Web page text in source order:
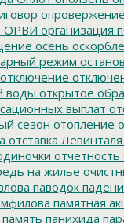
опровержение
ОРВИ организация
осень
режим
отключение
воды открытое
выплат
сезон отопление
отставка
отчетность
на жилье
паводок
памятная
память панихида